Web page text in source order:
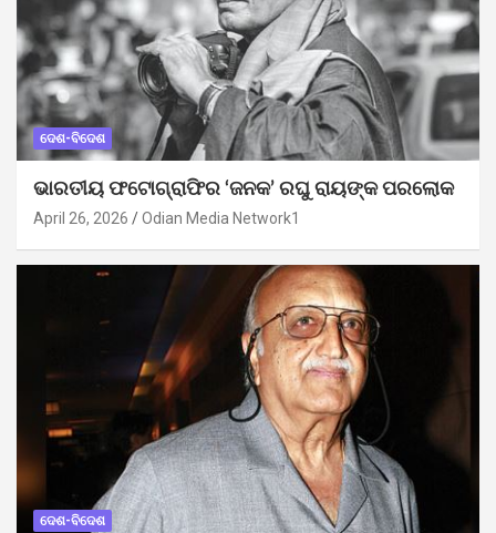
ଦେଶ-ବିଦେଶ
ଭାରତୀୟ ଫଟୋଗ୍ରାଫିର ‘ଜନକ’ ରଘୁ ରାୟଙ୍କ ପରଲୋକ
April 26, 2026 Odian Media Network1
ଦେଶ-ବିଦେଶ